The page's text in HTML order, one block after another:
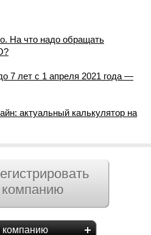
На что надо обращать
7 лет с 1 апреля 2021 года —
актуальный калькулятор на
компанию
компанию